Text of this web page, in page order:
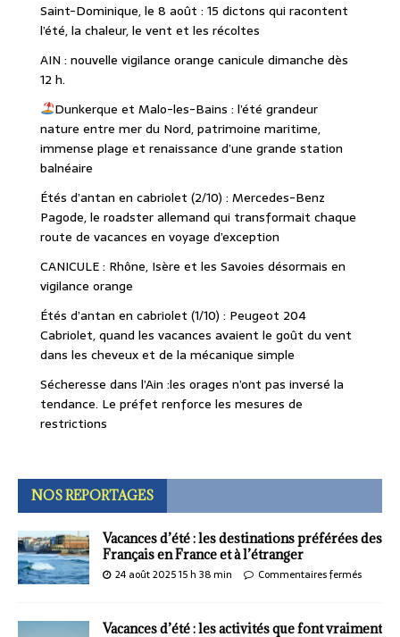
Saint-Dominique, le 8 août : 15 dictons qui racontent
l’été, la chaleur, le vent et les récoltes
AIN : nouvelle vigilance orange canicule dimanche dès
12 h.
Dunkerque et Malo-les-Bains : l’été grandeur
nature entre mer du Nord, patrimoine maritime,
immense plage et renaissance d’une grande station
balnéaire
Étés d’antan en cabriolet (2/10) : Mercedes-Benz
Pagode, le roadster allemand qui transformait chaque
route de vacances en voyage d’exception
CANICULE : Rhône, Isère et les Savoies désormais en
vigilance orange
Étés d’antan en cabriolet (1/10) : Peugeot 204
Cabriolet, quand les vacances avaient le goût du vent
dans les cheveux et de la mécanique simple
Sécheresse dans l’Ain :les orages n’ont pas inversé la
tendance. Le préfet renforce les mesures de
restrictions
NOS REPORTAGES
Vacances d’été : les destinations préférées des
Français en France et à l’étranger
24 août 2025 15 h 38 min Commentaires fermés
Vacances d’été : les activités que font vraiment